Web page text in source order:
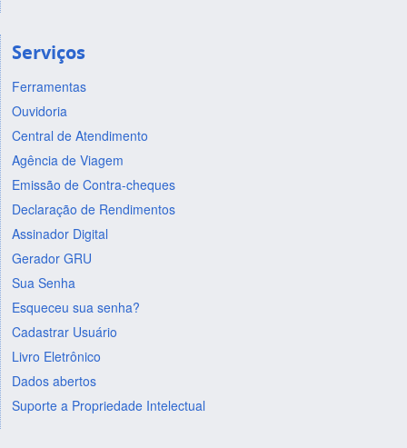
Serviços
Ferramentas
Ouvidoria
Central de Atendimento
Agência de Viagem
Emissão de Contra-cheques
Declaração de Rendimentos
Assinador Digital
Gerador GRU
Sua Senha
Esqueceu sua senha?
Cadastrar Usuário
Livro Eletrônico
Dados abertos
Suporte a Propriedade Intelectual